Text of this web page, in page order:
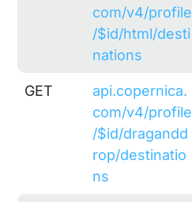
com/v4/profile
/$id/html/desti
nations
GET
api.copernica.
com/v4/profile
/$id/dragandd
rop/destinatio
ns